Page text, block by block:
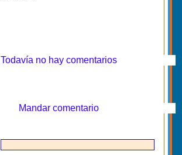
Todavía no hay comentarios
Mandar comentario